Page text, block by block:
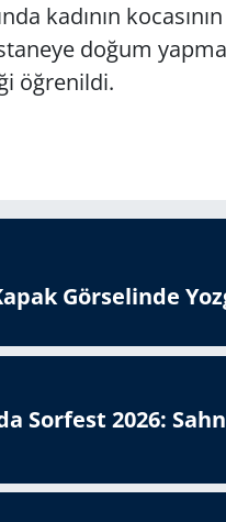
kadının
doğum
öğrenildi.
Görselinde
Sorfest 2026: